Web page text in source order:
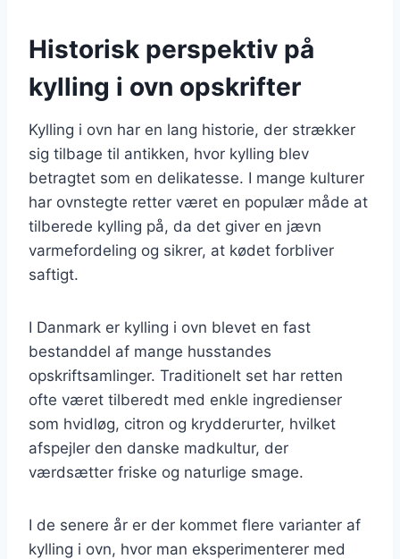
Historisk perspektiv på
kylling i ovn opskrifter
Kylling i ovn har en lang historie, der strækker
sig tilbage til antikken, hvor kylling blev
betragtet som en delikatesse. I mange kulturer
har ovnstegte retter været en populær måde at
tilberede kylling på, da det giver en jævn
varmefordeling og sikrer, at kødet forbliver
saftigt.
I Danmark er kylling i ovn blevet en fast
bestanddel af mange husstandes
opskriftsamlinger. Traditionelt set har retten
ofte været tilberedt med enkle ingredienser
som hvidløg, citron og krydderurter, hvilket
afspejler den danske madkultur, der
værdsætter friske og naturlige smage.
I de senere år er der kommet flere varianter af
kylling i ovn, hvor man eksperimenterer med